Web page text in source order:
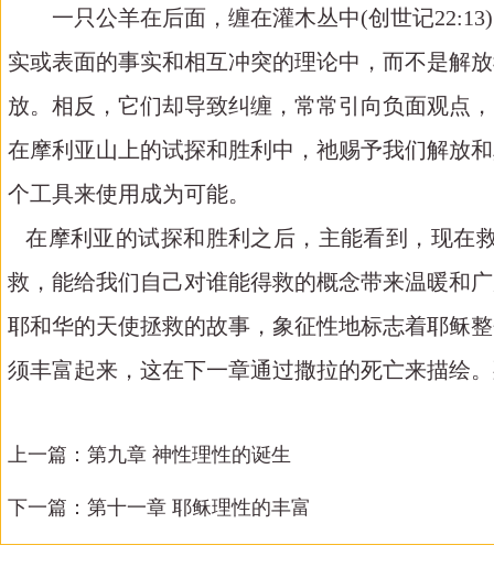
一只公羊在后面，缠在灌木丛中(创世记22:13)
实或表面的事实和相互冲突的理论中，而不是解
放。相反，它们却导致纠缠，常常引向负面观点
在摩利亚山上的试探和胜利中，祂赐予我们解放
个工具来使用成为可能。
在摩利亚的试探和胜利之后，主能看到，现在
救，能给我们自己对谁能得救的概念带来温暖和
耶和华的天使拯救的故事，象征性地标志着耶稣
须丰富起来，这在下一章通过撒拉的死亡来描绘
上一篇： 第九章 神性理性的诞生
下一篇： 第十一章 耶稣理性的丰富